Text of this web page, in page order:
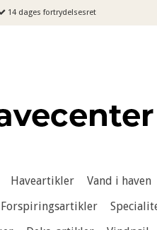
14 dages fortrydelsesret
Haveartikler Vand i haven
Forspiringsartikler